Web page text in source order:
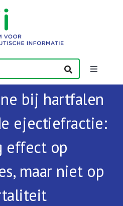
Toggle
bij hartfalen
ejectiefractie:
effect op
maar niet op